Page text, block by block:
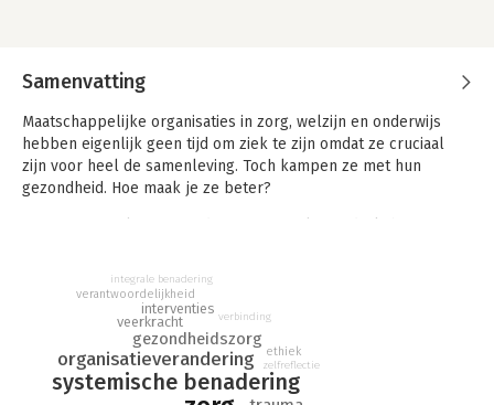
Samenvatting
Maatschappelijke organisaties in zorg, welzijn en onderwijs
hebben eigenlijk geen tijd om ziek te zijn omdat ze cruciaal
zijn voor heel de samenleving. Toch kampen ze met hun
gezondheid. Hoe maak je ze beter?
communicatie en tal van andere problemen verkeren veel
maatschappelijke organisaties in een gezondheidscrisis. Hoe
kunnen bestuurders en managers zich ontwikkelen tot leiders
die het zelfhelende vermogen van organisaties herstellen?
Gedreven door haar ervaringen in de zorg en haar passie om
systemische benadering
organisatieverandering
gezondheidszorg
veerkracht
interventies
verbinding
zelfreflectie
verantwoordelijkheid
ethiek
integrale benadering